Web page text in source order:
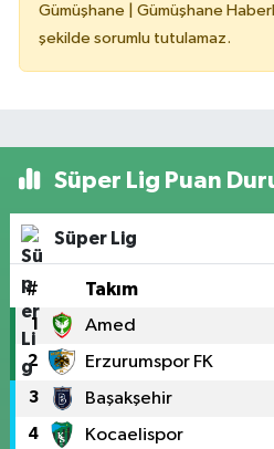
Gümüşhane | Gümüşhane
şekilde sorumlu tutulamaz.
Süper Lig Puan
Süper Lig
# Takım
1 Amed
2 Erzurumspor FK
3 Başakşehir
4 Kocaelispor